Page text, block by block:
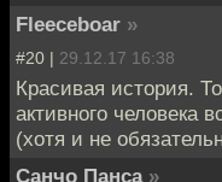
Fleeceboar »
#20 | 29.12.17 16:38
Красивая история.
активного человека
(хотя и не
Санчо Панса »